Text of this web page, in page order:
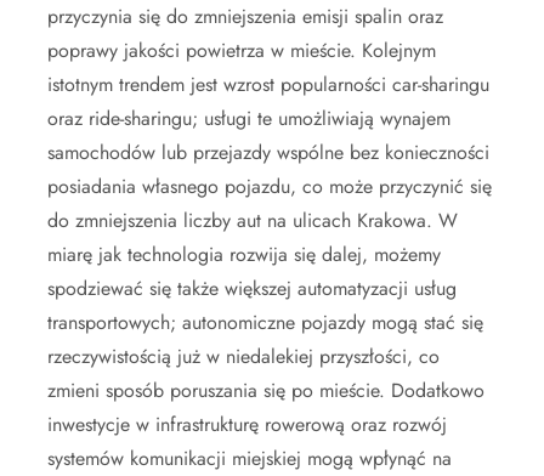
przyczynia się do zmniejszenia emisji spalin oraz
poprawy jakości powietrza w mieście. Kolejnym
istotnym trendem jest wzrost popularności car-sharingu
oraz ride-sharingu; usługi te umożliwiają wynajem
samochodów lub przejazdy wspólne bez konieczności
posiadania własnego pojazdu, co może przyczynić się
do zmniejszenia liczby aut na ulicach Krakowa. W
miarę jak technologia rozwija się dalej, możemy
spodziewać się także większej automatyzacji usług
transportowych; autonomiczne pojazdy mogą stać się
rzeczywistością już w niedalekiej przyszłości, co
zmieni sposób poruszania się po mieście. Dodatkowo
inwestycje w infrastrukturę rowerową oraz rozwój
systemów komunikacji miejskiej mogą wpłynąć na